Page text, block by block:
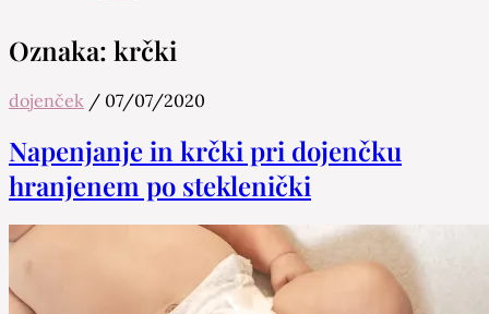
Mamina Maza
Blog & Portal za starše in bodoče starše
Oznaka: krčki
dojenček / 07/07/2020
Napenjanje in krčki pri dojenčku
hranjenem po steklenički